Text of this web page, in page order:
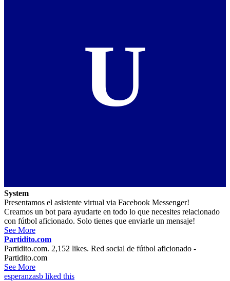
U
System
Presentamos el asistente virtual via Facebook Messenger!
Creamos un bot para ayudarte en todo lo que necesites relacionado
con fútbol aficionado. Solo tienes que enviarle un mensaje!
See More
Partidito.com
Partidito.com. 2,152 likes. Red social de fútbol aficionado -
Partidito.com
See More
esperanzasb liked this